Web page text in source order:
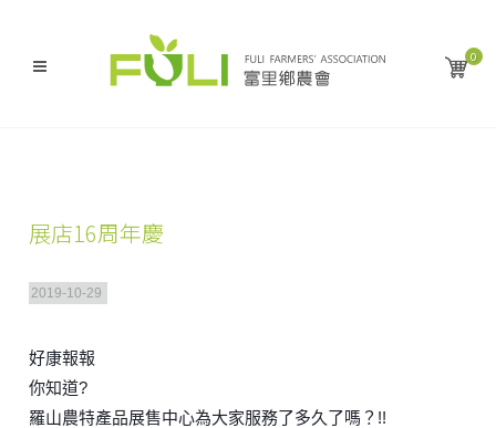
0
展店16周年慶
2019-10-29
好康報報
你知道?
羅山農特產品展售中心為大家服務了多久了嗎？!!